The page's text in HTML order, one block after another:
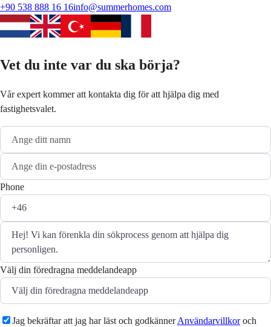
+90 538 888 16 16info@summerhomes.com
Vet du inte var du ska börja?
Vår expert kommer att kontakta dig för att hjälpa dig med
fastighetsvalet.
Phone
Välj din föredragna meddelandeapp
Jag bekräftar att jag har läst och godkännerAnvändarvillkoroch